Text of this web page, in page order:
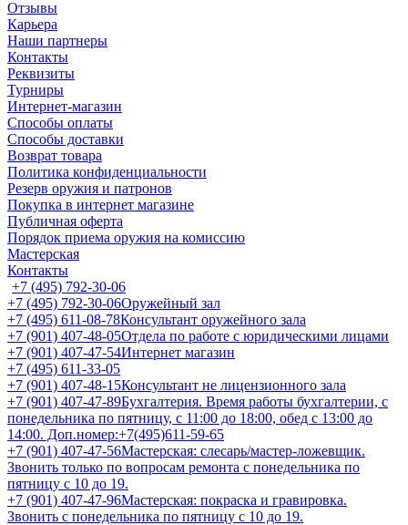
Отзывы
Карьера
Наши партнеры
Контакты
Реквизиты
Турниры
Интернет-магазин
Способы оплаты
Способы доставки
Возврат товара
Политика конфиденциальности
Резерв оружия и патронов
Покупка в интернет магазине
Публичная оферта
Порядок приема оружия на комиссию
Мастерская
Контакты
+7 (495) 792-30-06
+7 (495) 792-30-06Оружейный зал
+7 (495) 611-08-78Консультант оружейного зала
+7 (901) 407-48-05Отдела по работе с юридическими лицами
+7 (901) 407-47-54Интернет магазин
+7 (495) 611-33-05
+7 (901) 407-48-15Консультант не лицензионного зала
+7 (901) 407-47-89Бухгалтерия. Время работы бухгалтерии, с
понедельника по пятницу, с 11:00 до 18:00, обед с 13:00 до
14:00. Доп.номер:+7(495)611-59-65
+7 (901) 407-47-56Мастерская: слесарь/мастер-ложевщик.
Звонить только по вопросам ремонта с понедельника по
пятницу с 10 до 19.
+7 (901) 407-47-96Мастерская: покраска и гравировка.
Звонить с понедельника по пятницу с 10 до 19.